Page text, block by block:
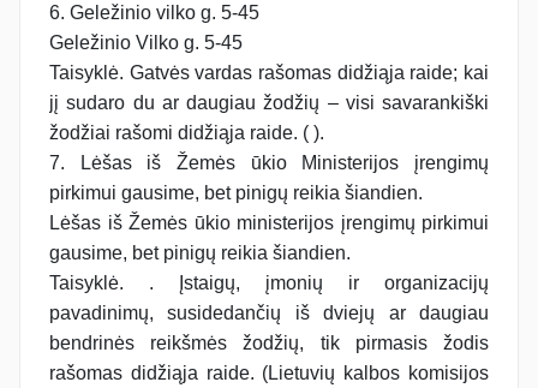
6. Geležinio vilko g. 5-45
Geležinio Vilko g. 5-45
Taisyklė. Gatvės vardas rašomas didžiąja raide; kai
jį sudaro du ar daugiau žodžių – visi savarankiški
žodžiai rašomi didžiąja raide. ( ).
7. Lėšas iš Žemės ūkio Ministerijos įrengimų
pirkimui gausime, bet pinigų reikia šiandien.
Lėšas iš Žemės ūkio ministerijos įrengimų pirkimui
gausime, bet pinigų reikia šiandien.
Taisyklė. . Įstaigų, įmonių ir organizacijų
pavadinimų, susidedančių iš dviejų ar daugiau
bendrinės reikšmės žodžių, tik pirmasis žodis
rašomas didžiąja raide. (Lietuvių kalbos komisijos